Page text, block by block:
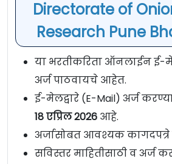
Directorate of
Research Pune
या भरतीकरिता ऑनलाईन ई-
अर्ज पाठवायचे आहेत.
ई-मेलद्वारे (E-Mail) अर्ज
18एप्रिल 2026 आहे.
अर्जासोबत आवश्यक कागदपत्रे
सविस्तर माहितीसाठी व अर्ज